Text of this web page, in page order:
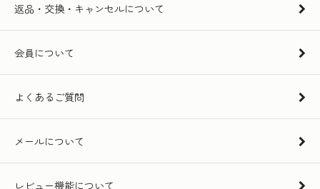
返品・交換・キャンセルについて
会員について
よくあるご質問
メールについて
レビュー機能について